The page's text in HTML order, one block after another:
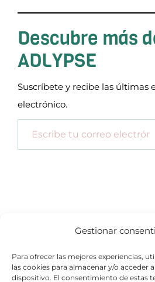
Gestionar
Para ofrecer las mejores experiencias,
las cookies para almacenar y/o acceder
dispositivo. El consentimiento de estas
Descubre más
ADLYPSE
Suscríbete y recibe las últimas
electrónico.
Escribe tu correo electrónico…